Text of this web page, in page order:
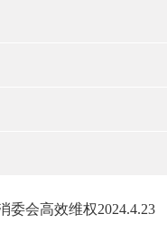
委会高效维权2024.4.23